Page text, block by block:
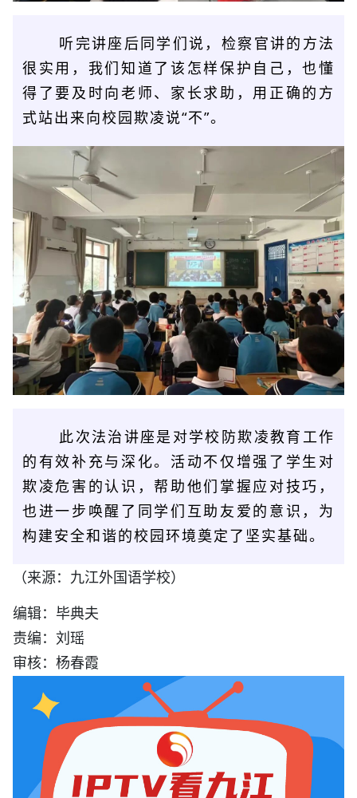
听完讲座后同学们说，检察官讲的方法
很实用，我们知道了该怎样保护自己，也懂
得了要及时向老师、家长求助，用正确的方
式站出来向校园欺凌说“不”。
此次法治讲座是对学校防欺凌教育工作
的有效补充与深化。活动不仅增强了学生对
欺凌危害的认识，帮助他们掌握应对技巧，
也进一步唤醒了同学们互助友爱的意识，为
构建安全和谐的校园环境奠定了坚实基础。
（来源：九江外国语学校）
编辑：毕典夫
责编：刘瑶
审核：杨春霞